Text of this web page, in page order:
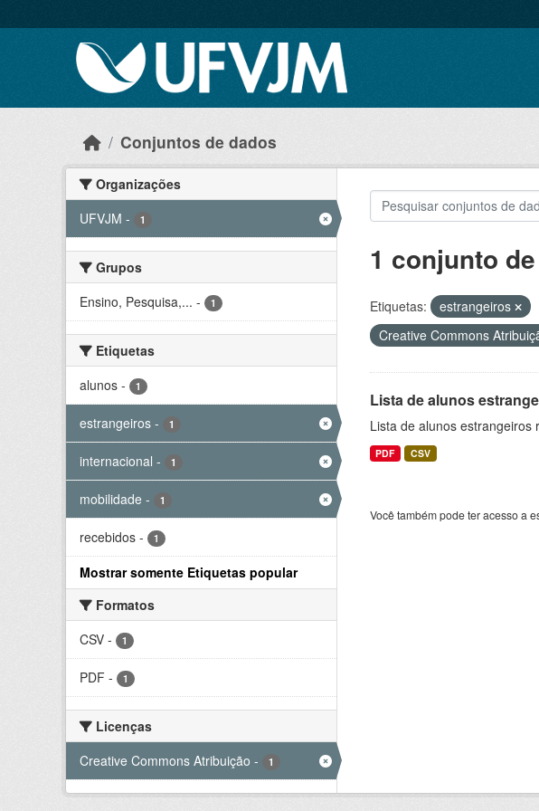
Conjuntos de dados
Organizações
UFVJM - 1
Grupos
Ensino, Pesquisa,... - 1
Etiquetas
alunos - 1
estrangeiros - 1
internacional - 1
mobilidade - 1
recebidos - 1
Mostrar somente Etiquetas popular
Formatos
CSV - 1
PDF - 1
Licenças
Creative Commons Atribuição - 1
1 conjunto
Etiquetas: estrangeiros
Creative Commons
Lista de alunos
Lista de alunos estrangeiros
PDF CSV
Você também pode ter acesso a